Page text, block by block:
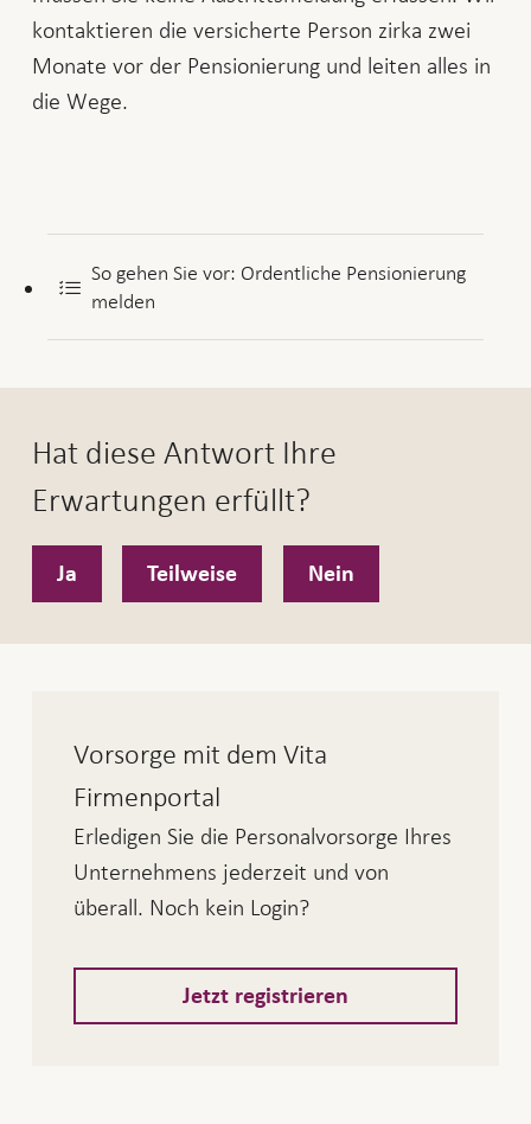
kontaktieren die versicherte Person zirka zwei
Monate vor der Pensionierung und leiten alles in
die Wege.
So gehen Sie vor: Ordentliche Pensionierung
melden
Hat diese Antwort Ihre
Erwartungen erfüllt?
Ja Teilweise Nein
Vorsorge mit dem Vita
Firmenportal
Erledigen Sie die Personalvorsorge Ihres
Unternehmens jederzeit und von
überall. Noch kein Login?
Jetzt registrieren